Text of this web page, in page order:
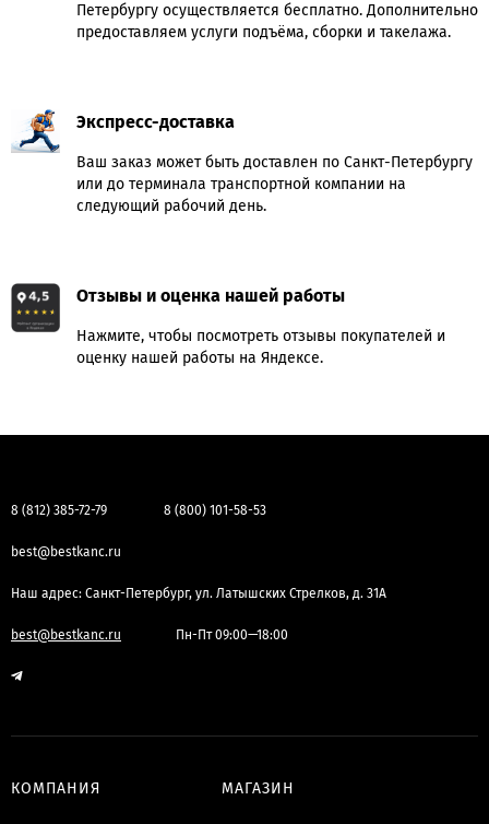
Петербургу осуществляется бесплатно. Дополнительно
предоставляем услуги подъёма, сборки и такелажа.
Экспресс-доставка
Ваш заказ может быть доставлен по Санкт-Петербургу
или до терминала транспортной компании на
следующий рабочий день.
Отзывы и оценка нашей работы
Нажмите, чтобы посмотреть отзывы покупателей и
оценку нашей работы на Яндексе.
8 (812) 385-72-79 8 (800) 101-58-53
best@bestkanc.ru
Наш адрес: Санкт-Петербург, ул. Латышских Стрелков, д. 31А
best@bestkanc.ru Пн-Пт 09:00—18:00
КОМПАНИЯ МАГАЗИН